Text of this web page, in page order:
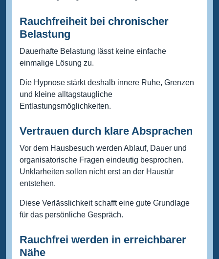
Rauchfreiheit bei chronischer
Belastung
Dauerhafte Belastung lässt keine einfache
einmalige Lösung zu.
Die Hypnose stärkt deshalb innere Ruhe, Grenzen
und kleine alltagstaugliche
Entlastungsmöglichkeiten.
Vertrauen durch klare Absprachen
Vor dem Hausbesuch werden Ablauf, Dauer und
organisatorische Fragen eindeutig besprochen.
Unklarheiten sollen nicht erst an der Haustür
entstehen.
Diese Verlässlichkeit schafft eine gute Grundlage
für das persönliche Gespräch.
Rauchfrei werden in erreichbarer
Nähe